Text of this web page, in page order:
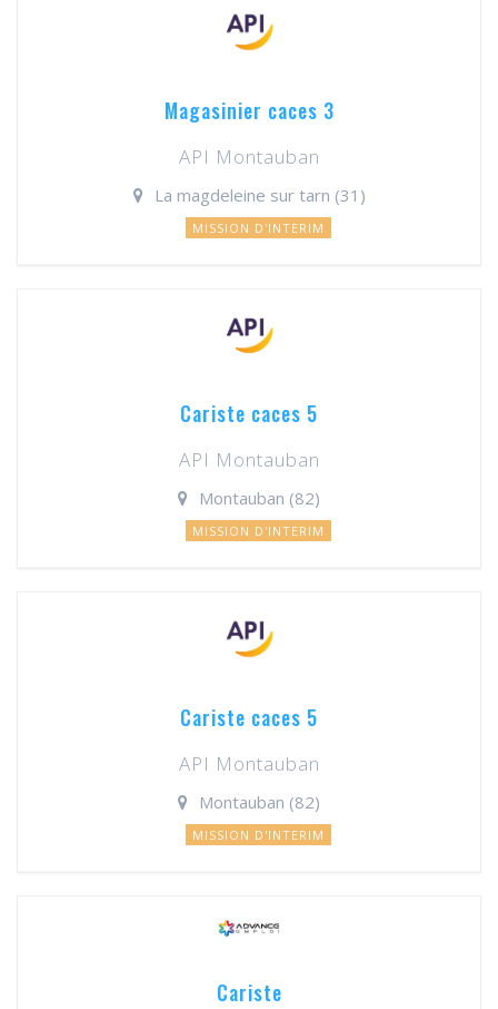
Magasinier caces 3
API Montauban
La magdeleine sur tarn (31)
MISSION D'INTERIM
Cariste caces 5
API Montauban
Montauban (82)
MISSION D'INTERIM
Cariste caces 5
API Montauban
Montauban (82)
MISSION D'INTERIM
Cariste